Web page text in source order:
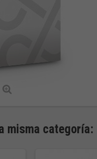
misma categoría: